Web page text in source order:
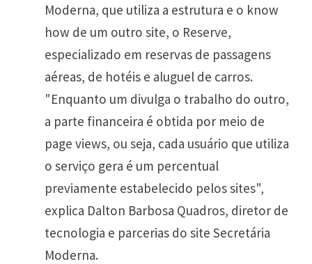
Moderna, que utiliza a estrutura e o know
how de um outro site, o Reserve,
especializado em reservas de passagens
aéreas, de hotéis e aluguel de carros.
"Enquanto um divulga o trabalho do outro,
a parte financeira é obtida por meio de
page views, ou seja, cada usuário que utiliza
o serviço gera é um percentual
previamente estabelecido pelos sites",
explica Dalton Barbosa Quadros, diretor de
tecnologia e parcerias do site Secretária
Moderna.